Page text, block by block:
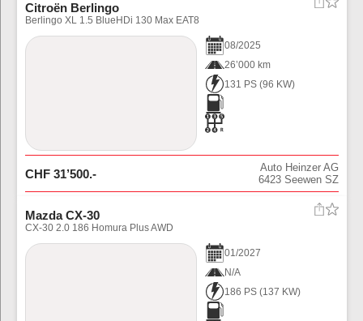
Citroën Berlingo
Berlingo XL 1.5 BlueHDi 130 Max EAT8
08/2025
26’000 km
131 PS (96 KW)
CHF 31’500.-
Auto Heinzer AG
6423 Seewen SZ
Mazda CX-30
CX-30 2.0 186 Homura Plus AWD
01/2027
N/A
186 PS (137 KW)